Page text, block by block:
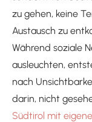
zu gehen, keine
Austausch zu
Während soziale
ausleuchten,
nach
darin, nicht
Südtirol mit